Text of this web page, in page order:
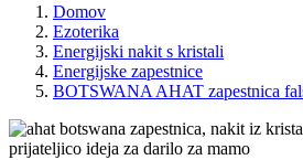
Domov
Ezoterika
Energijski nakit s kristali
Energijske zapestnice
BOTSWANA AHAT zapestnica